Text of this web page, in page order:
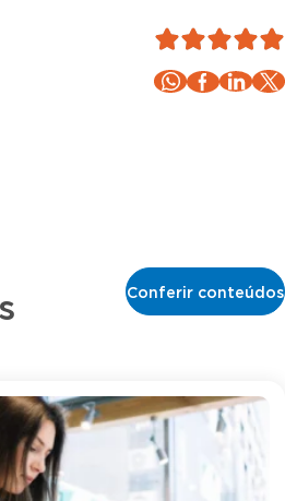
Conferir conteúdos